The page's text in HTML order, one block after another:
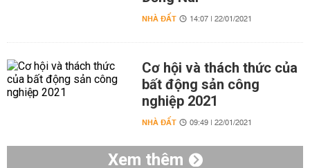
NHÀ ĐẤT 14:07 | 22/01/2021
Cơ hội và thách thức của
bất động sản công
nghiệp 2021
NHÀ ĐẤT 09:49 | 22/01/2021
Xem thêm